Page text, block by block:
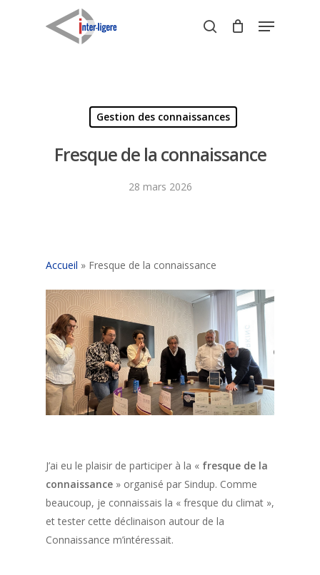
search
Menu
Gestion des connaissances
Fresque de la connaissance
28 mars 2026
Accueil » Fresque de la connaissance
J’ai eu le plaisir de participer à la « fresque de la
connaissance » organisé par Sindup. Comme
beaucoup, je connaissais la « fresque du climat »,
et tester cette déclinaison autour de la
Connaissance m’intéressait.